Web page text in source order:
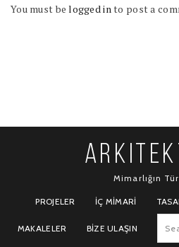
You must belogged in to post a
Mimarlığın
PROJELER İÇ MIMARI
MAKALELER BIZE ULAŞIN